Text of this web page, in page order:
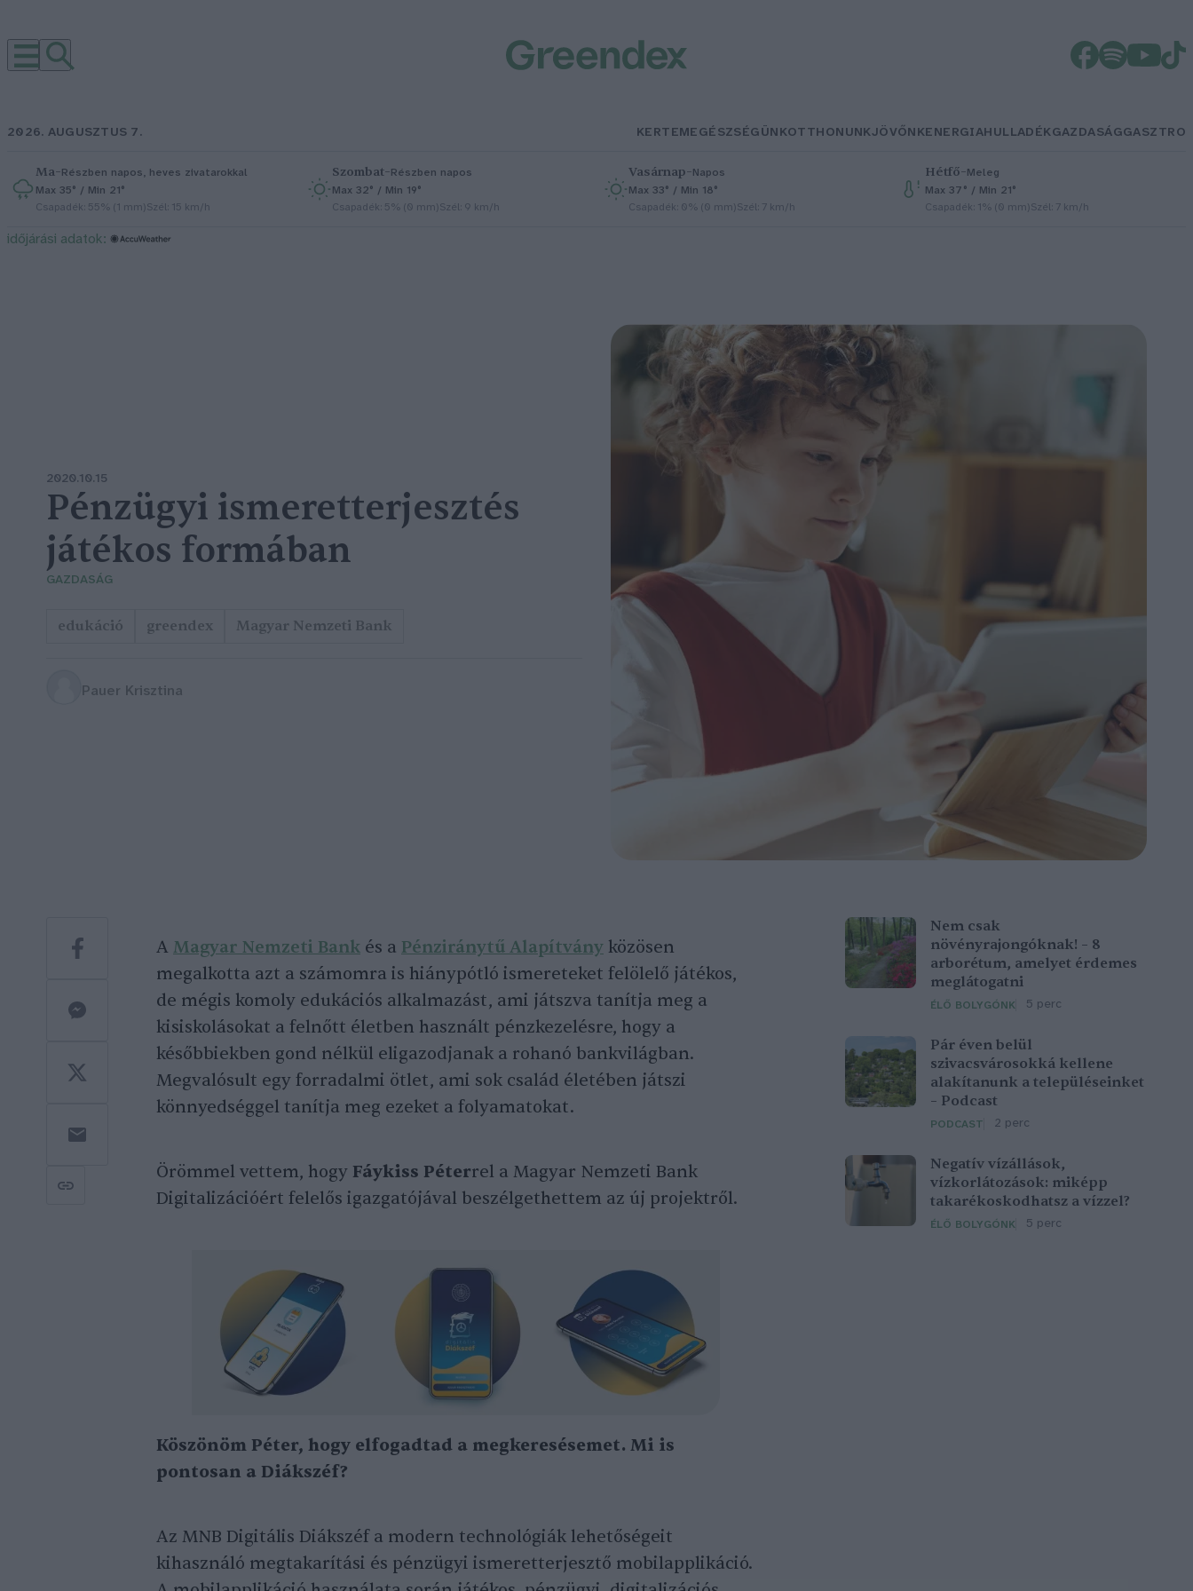
2026. AUGUSZTUS 7. KERTEMEGÉSZSÉGÜNKOTTHONUNKJÖVŐNKENERGIAHULLADÉKGAZDASÁGGASZTRO
Ma–Részben napos, heves zivatarokkal
Max 35° / Min 21°
Csapadék: 55% (1 mm)Szél: 15 km/h
Szombat–Részben napos
Max 32° / Min 19°
Csapadék: 5% (0 mm)Szél: 9 km/h
Vasárnap–Napos
Max 33° / Min 18°
Csapadék: 0% (0 mm)Szél: 7 km/h
Hétfő–Meleg
Max 37° / Min 21°
Csapadék: 1% (0 mm)Szél: 7 km/h
időjárási adatok:
2020.10.15
Pénzügyi ismeretterjesztés
játékos formában
GAZDASÁG
edukáció greendex Magyar Nemzeti Bank
Pauer Krisztina
A Magyar Nemzeti Bank és a Pénziránytű Alapítvány közösen
megalkotta azt a számomra is hiánypótló ismereteket felölelő játékos,
de mégis komoly edukációs alkalmazást, ami játszva tanítja meg a
kisiskolásokat a felnőtt életben használt pénzkezelésre, hogy a
későbbiekben gond nélkül eligazodjanak a rohanó bankvilágban.
Megvalósult egy forradalmi ötlet, ami sok család életében játszi
könnyedséggel tanítja meg ezeket a folyamatokat.
Örömmel vettem, hogy Fáykiss Péterrel a Magyar Nemzeti Bank
Digitalizációért felelős igazgatójával beszélgethettem az új projektről.
Köszönöm Péter, hogy elfogadtad a megkeresésemet. Mi is
pontosan a Diákszéf?
Az MNB Digitális Diákszéf a modern technológiák lehetőségeit
kihasználó megtakarítási és pénzügyi ismeretterjesztő mobilapplikáció.
Nem csak
növényrajongóknak! – 8
arborétum, amelyet érdemes
meglátogatni
ÉLŐ BOLYGÓNK 5 perc
Pár éven belül
szivacsvárosokká kellene
alakítanunk a településeinket
– Podcast
PODCAST 2 perc
Negatív vízállások,
vízkorlátozások: miképp
takarékoskodhatsz a vízzel?
ÉLŐ BOLYGÓNK 5 perc